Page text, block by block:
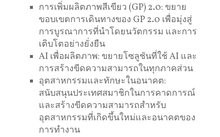
การเพิ่มผลิตภาพสีเขียว (GP) 2.0: ขยาย
ขอบเขตการเดินทางของ GP 2.0 เพื่อมุ่งสู่
การบูรณาการที่นำโดยนวัตกรรม และการ
เติบโตอย่างยั่งยืน
AI เพื่อผลิตภาพ: ขยายโซลูชันที่ใช้ AI และ
การสร้างขีดความสามารถในทุกภาคส่วน
อุตสาหกรรมและทักษะในอนาคต:
สนับสนุนประเทศสมาชิกในการคาดการณ์
และสร้างขีดความสามารถสำหรับ
อุตสาหกรรมที่เกิดขึ้นใหม่และอนาคตของ
การทำงาน